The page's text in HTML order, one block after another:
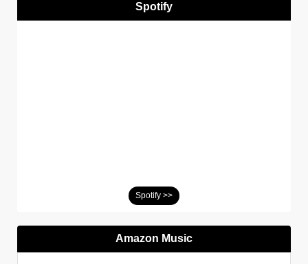
Spotify
Spotify >>
Amazon Music